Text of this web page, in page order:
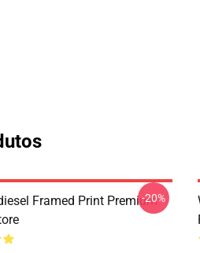
Framed Print Premium
-20%